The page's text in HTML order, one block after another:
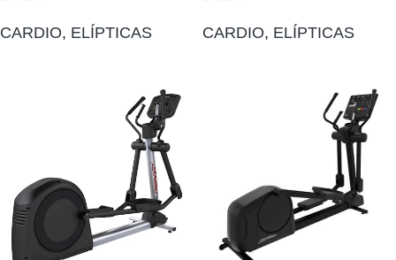
CARDIO, ELÍPTICAS CARDIO, ELÍPTICAS